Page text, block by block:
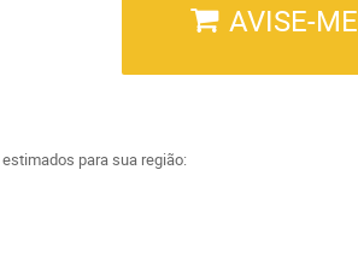
AVISE-ME
para sua região: